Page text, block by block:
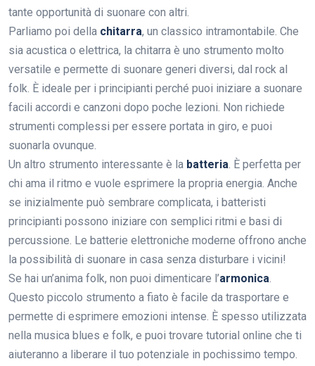
tante opportunità di suonare con altri.
Parliamo poi della chitarra, un classico intramontabile. Che
sia acustica o elettrica, la chitarra è uno strumento molto
versatile e permette di suonare generi diversi, dal rock al
folk. È ideale per i principianti perché puoi iniziare a suonare
facili accordi e canzoni dopo poche lezioni. Non richiede
strumenti complessi per essere portata in giro, e puoi
suonarla ovunque.
Un altro strumento interessante è la batteria. È perfetta per
chi ama il ritmo e vuole esprimere la propria energia. Anche
se inizialmente può sembrare complicata, i batteristi
principianti possono iniziare con semplici ritmi e basi di
percussione. Le batterie elettroniche moderne offrono anche
la possibilità di suonare in casa senza disturbare i vicini!
Se hai un’anima folk, non puoi dimenticare l’armonica.
Questo piccolo strumento a fiato è facile da trasportare e
permette di esprimere emozioni intense. È spesso utilizzata
nella musica blues e folk, e puoi trovare tutorial online che ti
aiuteranno a liberare il tuo potenziale in pochissimo tempo.